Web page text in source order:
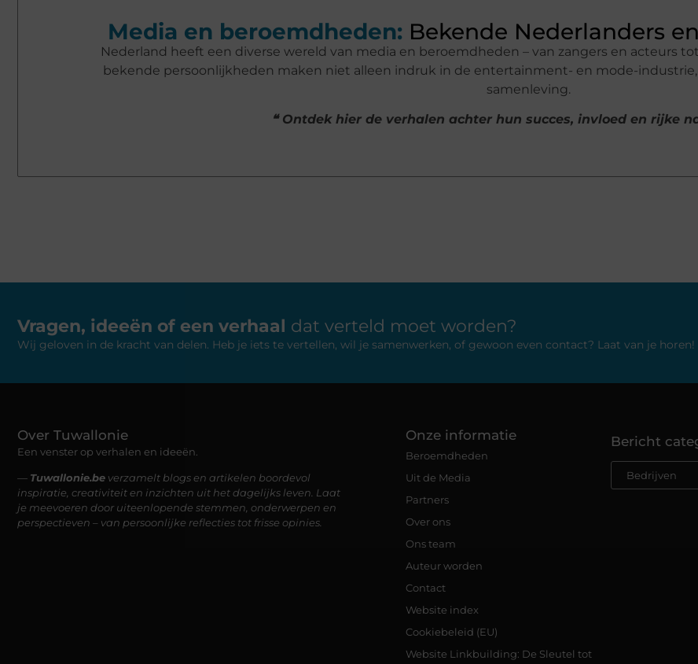
Media en beroemdheden: Bekende Nederlanders
Nederland heeft een diverse wereld van media en beroemdheden – van zangers en acteurs
bekende persoonlijkheden maken niet alleen indruk in de entertainment- en mode-
samenleving.
❝ Ontdek hier de verhalen achter hun succes, invloed en rijke
Vragen, ideeën of een verhaal dat verteld moet worden?
Wij geloven in de kracht van delen. Heb je iets te vertellen, wil je samenwerken, of gewoon even contact? Laat van je horen!
Over Tuwallonie
Een venster op verhalen en ideeën.
— Tuwallonie.be verzamelt blogs en artikelen boordevol
inspiratie, creativiteit en inzichten uit het dagelijks leven. Laat
je meevoeren door uiteenlopende stemmen, onderwerpen en
perspectieven – van persoonlijke reflecties tot frisse opinies.
Onze informatie
Beroemdheden
Uit de Media
Partners
Over ons
Ons team
Auteur worden
Contact
Website index
Cookiebeleid (EU)
Website Linkbuilding: De Sleutel tot
Bericht